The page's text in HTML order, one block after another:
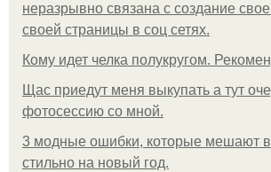
неразрывно связана с создание
своей страницы в соц сетях.
Кому идет челка полукругом.
Щас приедут меня выкупать а тут
фотосессию со мной.
3 модные ошибки, которые мешают
стильно на новый год.